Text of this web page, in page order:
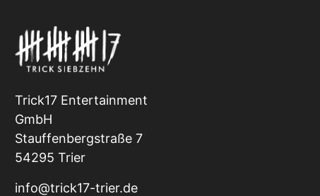
Trick17 Entertainment
GmbH
Stauffenbergstraße 7
54295 Trier
info@trick17-trier.de